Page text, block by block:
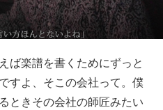
ば楽譜を書くためにずっと
すよ、そこの会社って。僕
ときその会社の師匠みたい